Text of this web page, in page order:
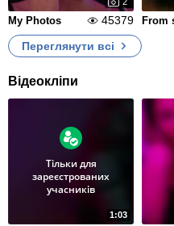
My Photos 45379
Переглянути всі
Відеокліпи
1:03
Тільки для
зареєстрованих
учасників